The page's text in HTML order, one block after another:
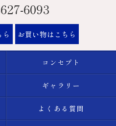
6093
お買い物はこちら
コンセプト
ギャラリー
よくある質問